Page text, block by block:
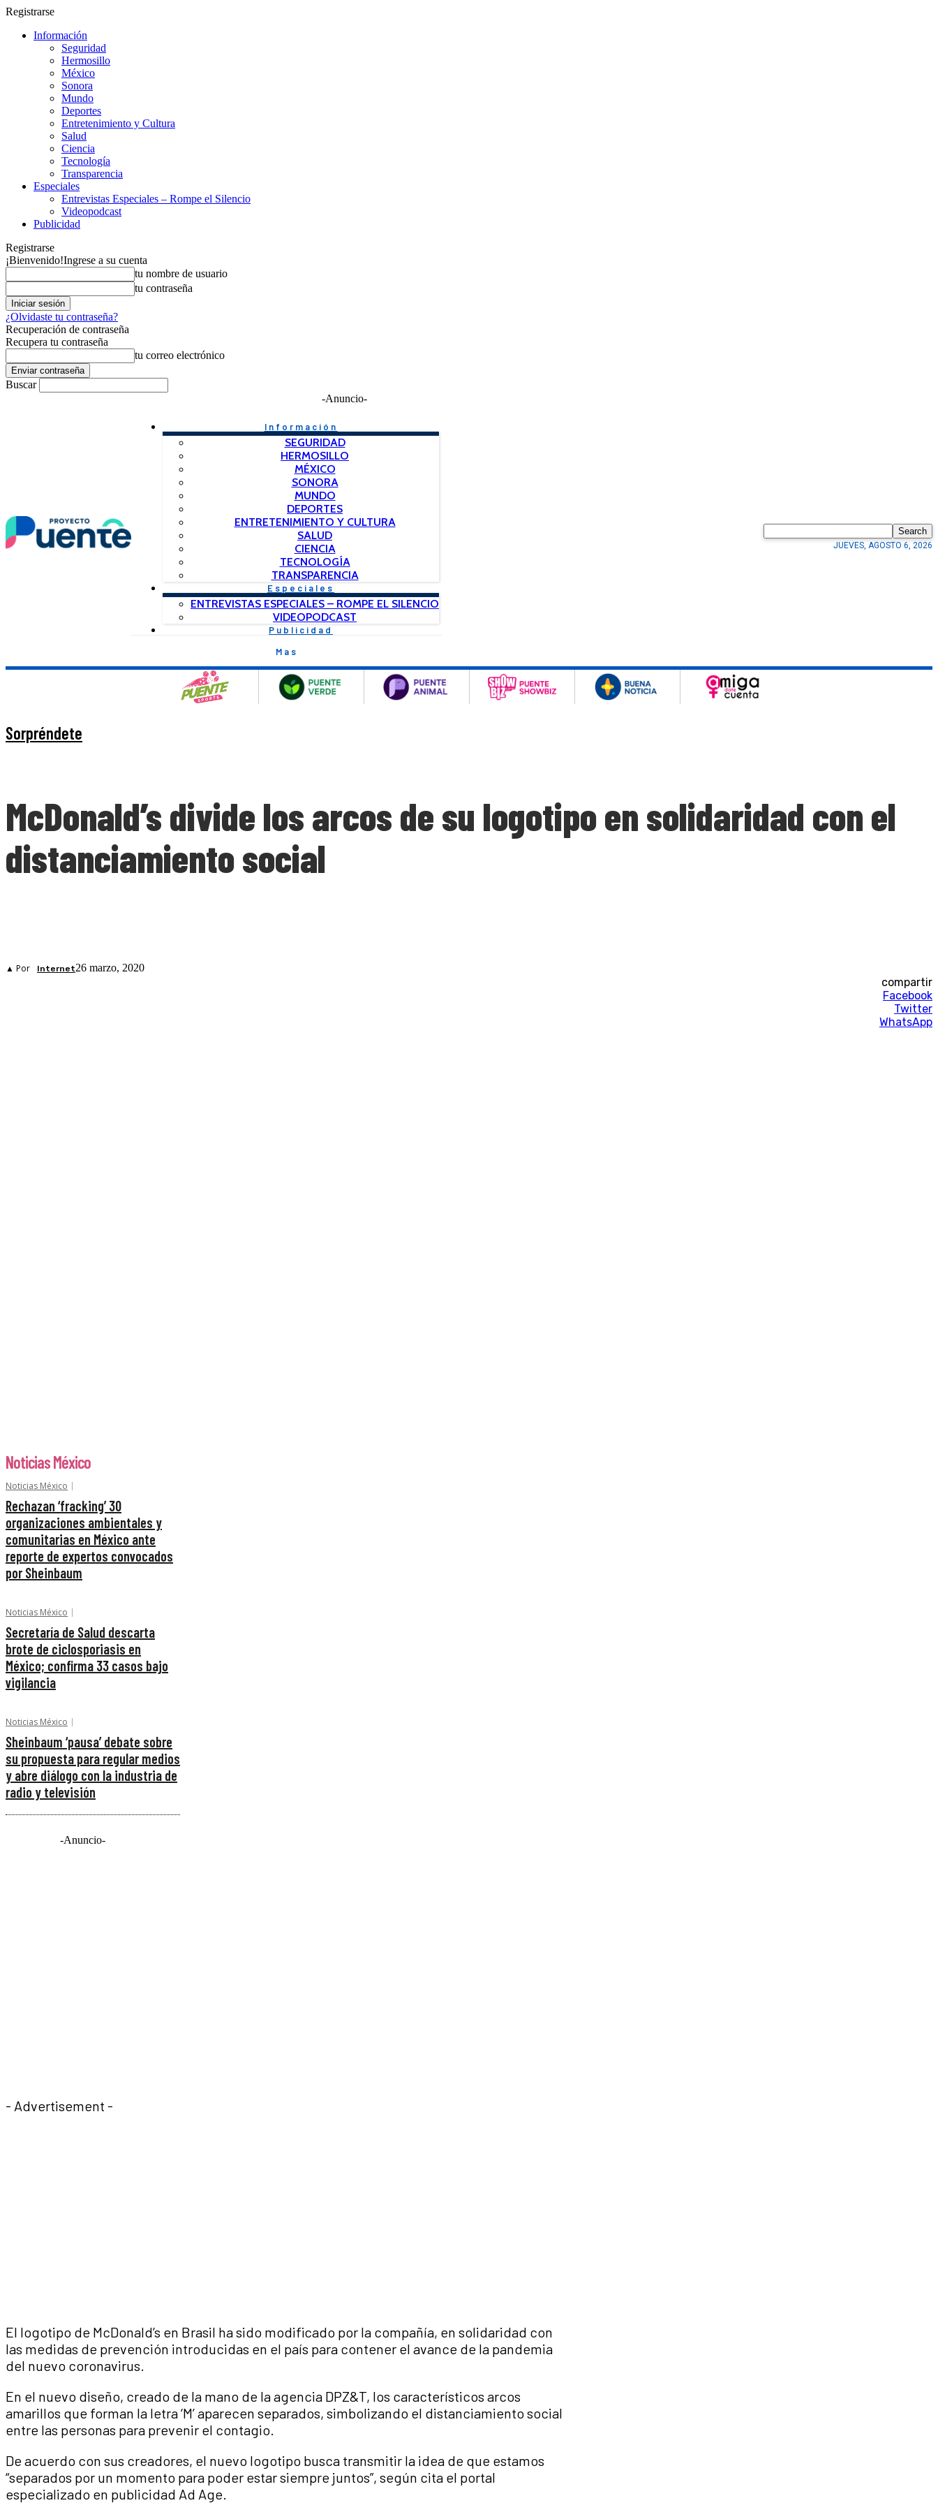
Registrarse
Información
Seguridad
Hermosillo
México
Sonora
Mundo
Deportes
Entretenimiento y Cultura
Salud
Ciencia
Tecnología
Transparencia
Especiales
Entrevistas Especiales – Rompe el Silencio
Videopodcast
Publicidad
Registrarse
¡Bienvenido!Ingrese a su cuenta
tu nombre de usuario
tu contraseña
¿Olvidaste tu contraseña?
Recuperación de contraseña
Recupera tu contraseña
tu correo electrónico
Buscar
-Anuncio-
Información
SEGURIDAD
HERMOSILLO
MÉXICO
SONORA
MUNDO
DEPORTES
ENTRETENIMIENTO Y CULTURA
SALUD
CIENCIA
TECNOLOGÍA
TRANSPARENCIA
Especiales
ENTREVISTAS ESPECIALES – ROMPE EL SILENCIO
VIDEOPODCAST
Publicidad
Mas
Search
JUEVES, AGOSTO 6, 2026
Sorpréndete
McDonald’s divide los arcos de su logotipo en solidaridad con el
distanciamiento social
▲ Por Internet26 marzo, 2020
compartir
Facebook
Twitter
WhatsApp
Noticias México
Noticias México
Rechazan ‘fracking’ 30
organizaciones ambientales y
comunitarias en México ante
reporte de expertos convocados
por Sheinbaum
Noticias México
Secretaría de Salud descarta
brote de ciclosporiasis en
México; confirma 33 casos bajo
vigilancia
Noticias México
Sheinbaum ‘pausa’ debate sobre
su propuesta para regular medios
y abre diálogo con la industria de
radio y televisión
-Anuncio-
- Advertisement -
El logotipo de McDonald’s en Brasil ha sido modificado por la compañía, en solidaridad con
las medidas de prevención introducidas en el país para contener el avance de la pandemia
del nuevo coronavirus.
En el nuevo diseño, creado de la mano de la agencia DPZ&T, los característicos arcos
amarillos que forman la letra ‘M’ aparecen separados, simbolizando el distanciamiento social
entre las personas para prevenir el contagio.
De acuerdo con sus creadores, el nuevo logotipo busca transmitir la idea de que estamos
“separados por un momento para poder estar siempre juntos”, según cita el portal
especializado en publicidad Ad Age.